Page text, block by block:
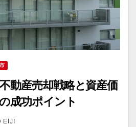
動産売却戦略と資産価
成功ポイント
EIJI